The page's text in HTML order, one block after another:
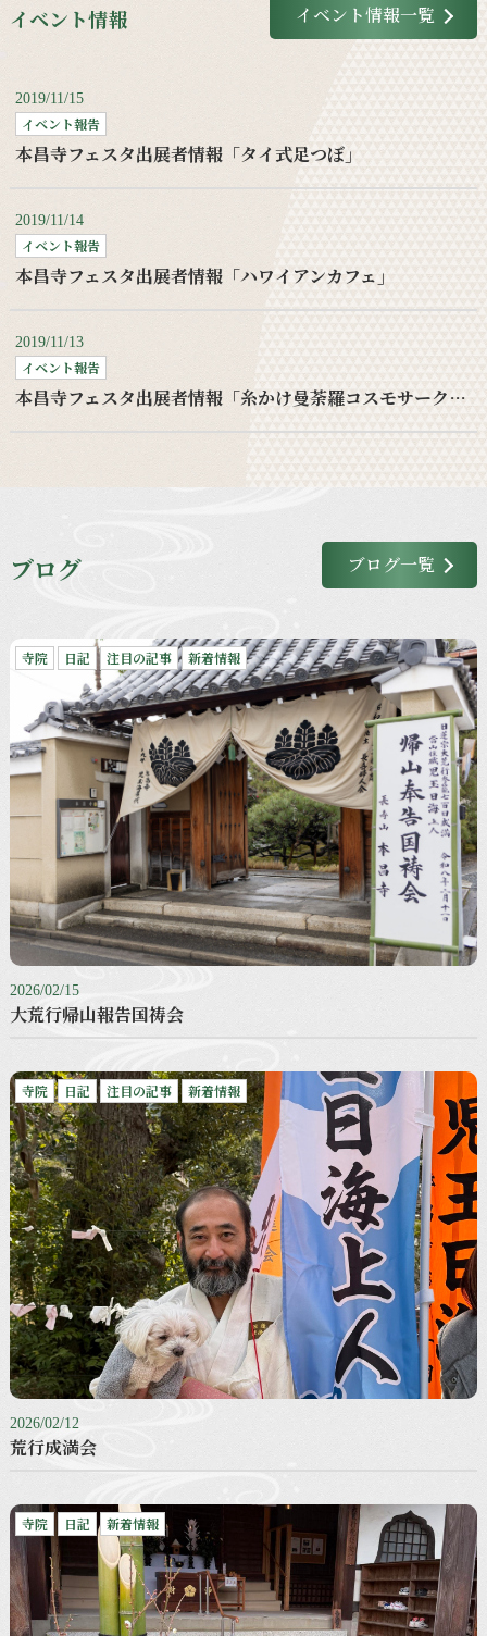
イベント情報 イベント情報一覧
2019/11/15
イベント報告
本昌寺フェスタ出展者情報「タイ式足つぼ」
2019/11/14
イベント報告
本昌寺フェスタ出展者情報「ハワイアンカフェ」
2019/11/13
イベント報告
本昌寺フェスタ出展者情報「糸かけ曼荼羅コスモサークルワークショップ」
ブログ ブログ一覧
寺院 日記 注目の記事 新着情報
2026/02/15
大荒行帰山報告国祷会
寺院 日記 注目の記事 新着情報
2026/02/12
荒行成満会
寺院 日記 新着情報